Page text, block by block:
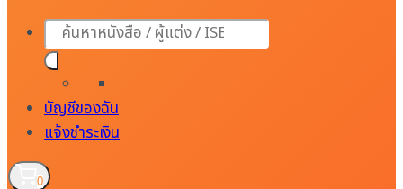
Products
search
บัญชีของฉัน
แจ้งชำระเงิน
0